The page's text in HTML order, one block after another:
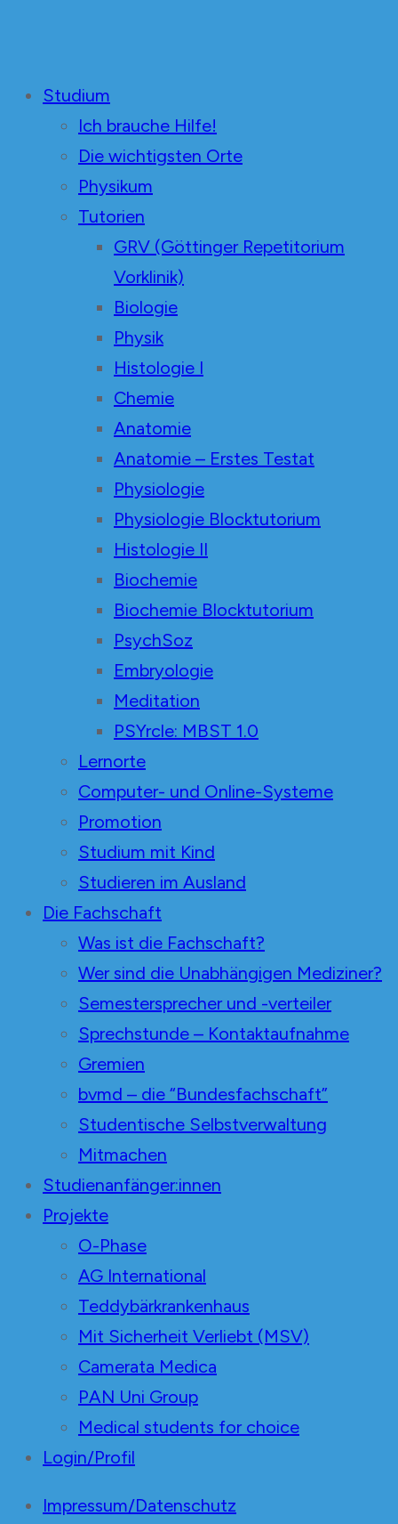
Unabhängige Mediziner
in der Fachschaft Medizin Göttingen
Studium
Ich brauche Hilfe!
Die wichtigsten Orte
Physikum
Tutorien
GRV (Göttinger Repetitorium
Vorklinik)
Biologie
Physik
Histologie I
Chemie
Anatomie
Anatomie – Erstes Testat
Physiologie
Physiologie Blocktutorium
Histologie II
Biochemie
Biochemie Blocktutorium
PsychSoz
Embryologie
Meditation
PSYrcle: MBST 1.0
Lernorte
Computer- und Online-Systeme
Promotion
Studium mit Kind
Studieren im Ausland
Die Fachschaft
Was ist die Fachschaft?
Wer sind die Unabhängigen Mediziner?
Semestersprecher und -verteiler
Sprechstunde – Kontaktaufnahme
Gremien
bvmd – die “Bundesfachschaft”
Studentische Selbstverwaltung
Mitmachen
Studienanfänger:innen
Projekte
O-Phase
AG International
Teddybärkrankenhaus
Mit Sicherheit Verliebt (MSV)
Camerata Medica
PAN Uni Group
Medical students for choice
Login/Profil
Impressum/Datenschutz